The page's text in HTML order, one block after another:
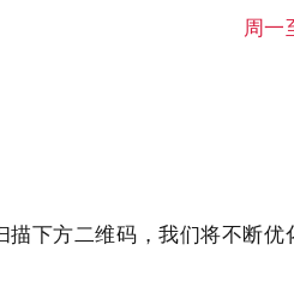
周一
描下方二维码，我们将不断优